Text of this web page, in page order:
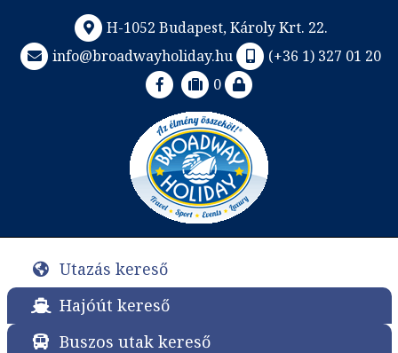
H-1052 Budapest, Károly Krt. 22.
info@broadwayholiday.hu
(+36 1) 327 01 20
0
Utazás kereső
Hajóút kereső
Buszos utak kereső